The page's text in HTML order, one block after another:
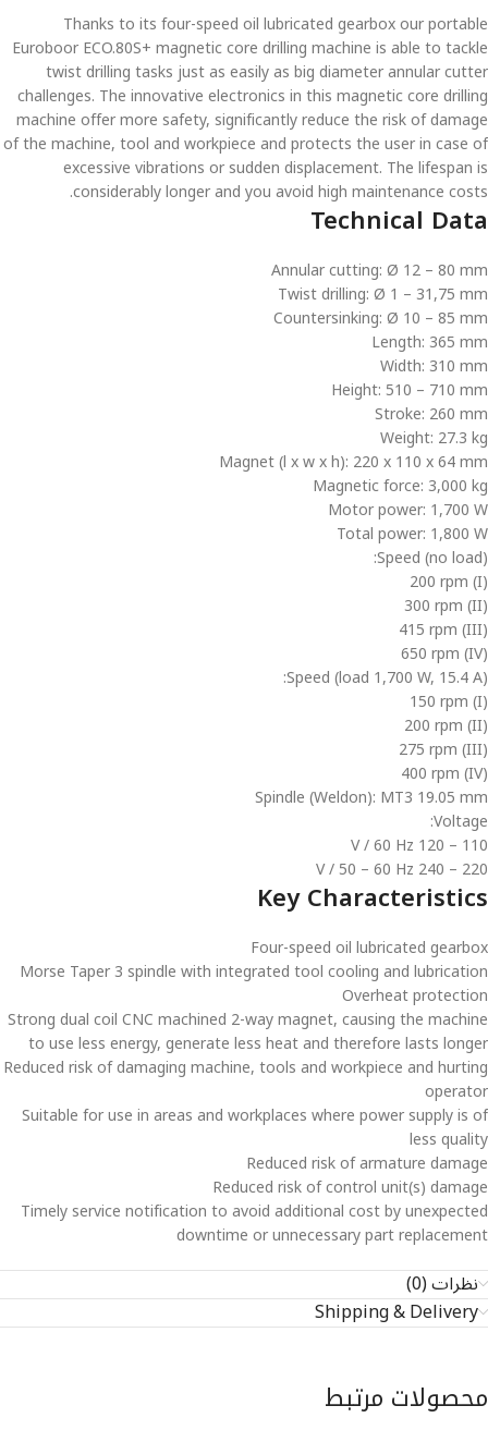
Thanks to its four-speed oil lubricated gearbox our portable
Euroboor ECO.80S+ magnetic core drilling machine is able to tackle
twist drilling tasks just as easily as big diameter annular cutter
challenges. The innovative electronics in this magnetic core drilling
machine offer more safety, significantly reduce the risk of damage
of the machine, tool and workpiece and protects the user in case of
excessive vibrations or sudden displacement. The lifespan is
considerably longer and you avoid high maintenance costs.
Technical Data
Annular cutting: Ø 12 – 80 mm
Twist drilling: Ø 1 – 31,75 mm
Countersinking: Ø 10 – 85 mm
Length: 365 mm
Width: 310 mm
Height: 510 – 710 mm
Stroke: 260 mm
Weight: 27.3 kg
Magnet (l x w x h): 220 x 110 x 64 mm
Magnetic force: 3,000 kg
Motor power: 1,700 W
Total power: 1,800 W
Speed (no load):
(I) 200 rpm
(II) 300 rpm
(III) 415 rpm
(IV) 650 rpm
Speed (load 1,700 W, 15.4 A):
(I) 150 rpm
(II) 200 rpm
(III) 275 rpm
(IV) 400 rpm
Spindle (Weldon): MT3 19.05 mm
Voltage:
110 – 120 V / 60 Hz
220 – 240 V / 50 – 60 Hz
Key Characteristics
Four-speed oil lubricated gearbox
Morse Taper 3 spindle with integrated tool cooling and lubrication
Overheat protection
Strong dual coil CNC machined 2-way magnet, causing the machine
to use less energy, generate less heat and therefore lasts longer
Reduced risk of damaging machine, tools and workpiece and hurting
operator
Suitable for use in areas and workplaces where power supply is of
less quality
Reduced risk of armature damage
Reduced risk of control unit(s) damage
Timely service notification to avoid additional cost by unexpected
downtime or unnecessary part replacement
نظرات (0)
Shipping & Delivery
محصولات مرتبط